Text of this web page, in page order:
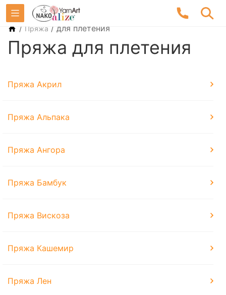
/ Пряжа / для плетения
Пряжа для плетения
Пряжа Акрил
Пряжа Альпака
Пряжа Ангора
Пряжа Бамбук
Пряжа Вискоза
Пряжа Кашемир
Пряжа Лен